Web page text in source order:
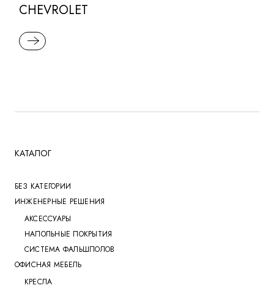
CHEVROLET
READ MORE
КАТАЛОГ
БЕЗ КАТЕГОРИИ
ИНЖЕНЕРНЫЕ РЕШЕНИЯ
АКСЕССУАРЫ
НАПОЛЬНЫЕ ПОКРЫТИЯ
СИСТЕМА ФАЛЬШПОЛОВ
ОФИСНАЯ МЕБЕЛЬ
КРЕСЛА